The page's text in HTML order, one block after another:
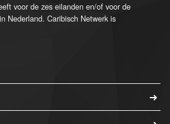
voor de zes eilanden en/of voor de
Nederland. Caribisch Netwerk is